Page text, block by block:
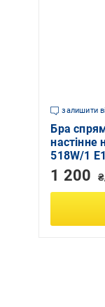
залишити
Бра
настінне
518W/1
1 200